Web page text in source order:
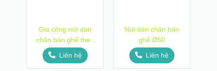
Gia công nút dán
chân bàn ghế theo
Liên hệ
Nút dán chân bàn
ghế Ø50
Liên hệ